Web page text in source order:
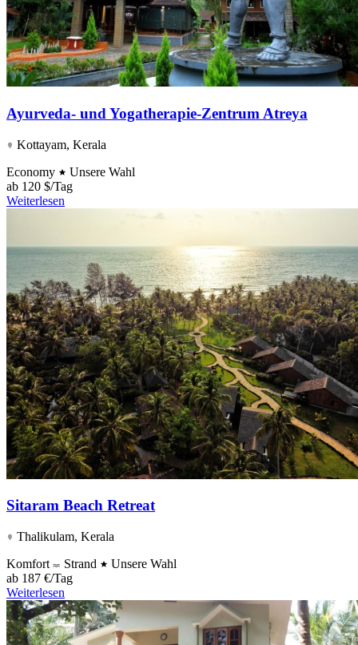
Ayurveda- und Yogatherapie-Zentrum Atreya
Kottayam, Kerala
Economy
Unsere Wahl
ab 120 $/Tag
Weiterlesen
Sitaram Beach Retreat
Thalikulam, Kerala
Komfort
Strand
Unsere Wahl
ab 187 €/Tag
Weiterlesen